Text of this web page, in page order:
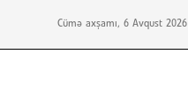
Cümə axşamı, 6 Avqust 2026